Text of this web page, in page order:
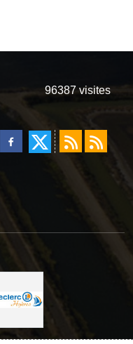
96387 visites